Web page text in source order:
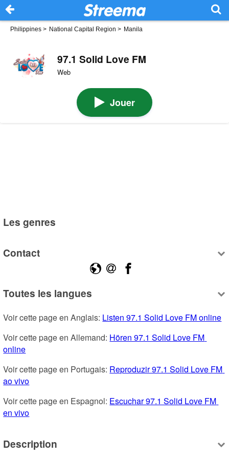
Philippines > National Capital Region > Manila
97.1 Solid Love FM
Web
Jouer
Les genres
Contact
Toutes les langues
Voir cette page en Anglais: Listen 97.1 Solid Love FM online
Voir cette page en Allemand: Hören 97.1 Solid Love FM
online
Voir cette page en Portugais: Reproduzir 97.1 Solid Love FM
ao vivo
Voir cette page en Espagnol: Escuchar 97.1 Solid Love FM
en vivo
Description